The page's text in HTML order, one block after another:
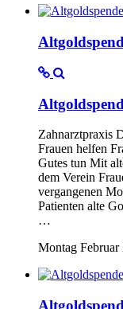
Zahnarztpraxis
Frauen helfen
Gutes tun Mit
dem Verein
vergangenen
Patienten alte
…
Montag Februar